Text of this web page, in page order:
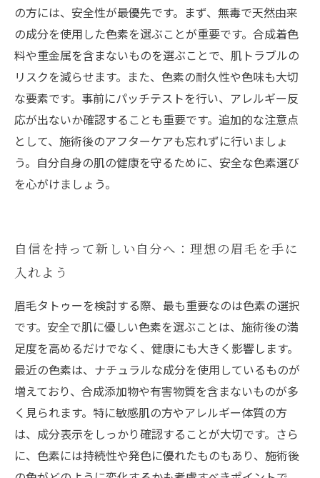
の方には、安全性が最優先です。まず、無毒で天然由来
の成分を使用した色素を選ぶことが重要です。合成着色
料や重金属を含まないものを選ぶことで、肌トラブルの
リスクを減らせます。また、色素の耐久性や色味も大切
な要素です。事前にパッチテストを行い、アレルギー反
応が出ないか確認することも重要です。追加的な注意点
として、施術後のアフターケアも忘れずに行いましょ
う。自分自身の肌の健康を守るために、安全な色素選び
を心がけましょう。
自信を持って新しい自分へ：理想の眉毛を手に
入れよう
眉毛タトゥーを検討する際、最も重要なのは色素の選択
です。安全で肌に優しい色素を選ぶことは、施術後の満
足度を高めるだけでなく、健康にも大きく影響します。
最近の色素は、ナチュラルな成分を使用しているものが
増えており、合成添加物や有害物質を含まないものが多
く見られます。特に敏感肌の方やアレルギー体質の方
は、成分表示をしっかり確認することが大切です。さら
に、色素には持続性や発色に優れたものもあり、施術後